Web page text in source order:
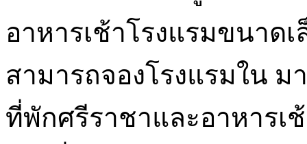
อาหารเช้าโรงแรมขนาด
สามารถจองโรงแรมใน ม
ที่พักศรีราชาและอาหารเ